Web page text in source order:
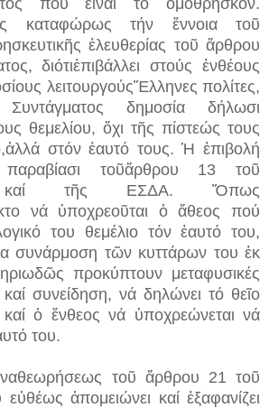
καταφώρως τήν ἔννοια τοῦ
ἐλευθερίας τοῦ ἄρθρου
διότιἐπιβάλλει στούς ἐνθέους
λειτουργούςἝλληνες πολίτες,
δημοσία δήλωσι
θεμελίου, ὄχι τῆς πίστεώς τους
στόν ἑαυτό τους. Ἡ ἐπιβολή
παραβίασι τοῦἄρθρου 13 τοῦ
καί τῆς ΕΣΔΑ. Ὅπως
νά ὑποχρεοῦται ὁ ἄθεος πού
του θεμέλιο τόν ἑαυτό του,
συνάρμοση τῶν κυττάρων του ἐκ
προκύπτουν μεταφυσικές
συνείδηση, νά δηλώνει τό θεῖο
καί ὁ ἔνθεος νά ὑποχρεώνεται νά
του.
τοῦ ἄρθρου 21 τοῦ
ἀπομειώνει καί ἐξαφανίζει